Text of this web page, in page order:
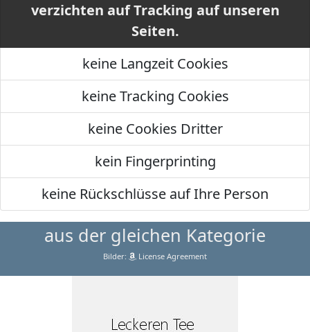
verzichten auf Tracking auf unseren
Seiten.
keine Langzeit Cookies
keine Tracking Cookies
keine Cookies Dritter
kein Fingerprinting
keine Rückschlüsse auf Ihre Person
aus der gleichen Kategorie
Bilder: License Agreement